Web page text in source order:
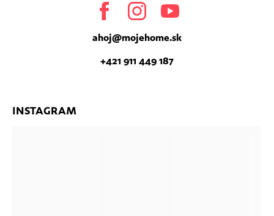
Facebook Instagram
ahoj@mojehome.sk
+421 911 449 187
INSTAGRAM